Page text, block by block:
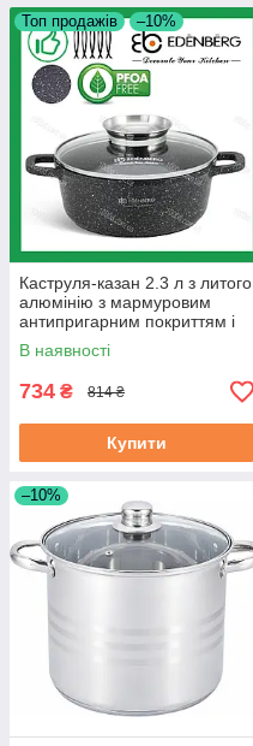
Топ продажів –10%
Каструля-казан 2.3 л з литого
алюмінію з мармуровим
антипригарним покриттям і
кришкою Edenberg 20 см
(EB-8116)
В наявності
734 ₴ 814 ₴
Купити
–10%